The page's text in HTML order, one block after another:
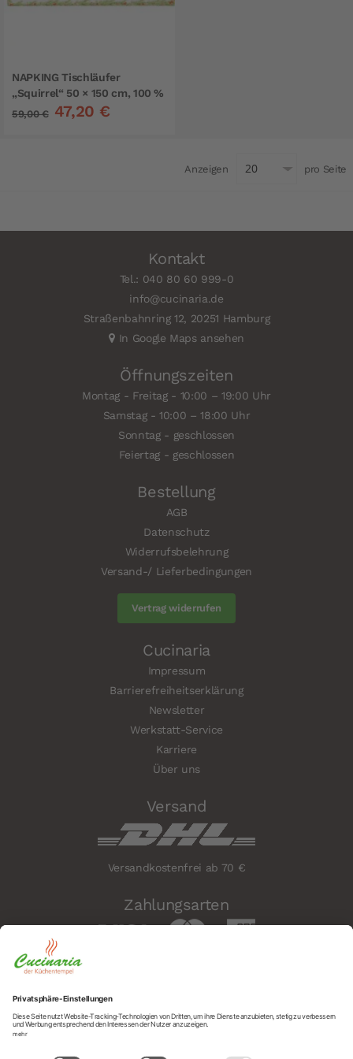
NAPKING Tischläufer
„Squirrel“ 50 × 150 cm, 100 %
Leinen
47,20 €
59,00 €
Anzeigen pro Seite
Kontakt
Tel.: 040 80 60 999-0
info@cucinaria.de
Straßenbahnring 12, 20251 Hamburg
In Google Maps ansehen
Öffnungszeiten
Montag - Freitag - 10:00 – 19:00 Uhr
Samstag - 10:00 – 18:00 Uhr
Sonntag - geschlossen
Feiertag - geschlossen
Bestellung
AGB
Datenschutz
Widerrufsbelehrung
Versand-/ Lieferbedingungen
Vertrag widerrufen
Cucinaria
Impressum
Barrierefreiheitserklärung
Newsletter
Werkstatt-Service
Karriere
Über uns
Versand
Versandkostenfrei ab 70 €
Zahlungsarten
Sicherheit